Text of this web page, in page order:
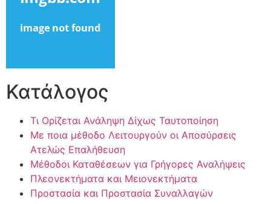
Κατάλογος
Τι Ορίζεται Ανάληψη Δίχως Ταυτοποίηση
Με ποια μέθοδο Λειτουργούν οι Αποσύρσεις
Ατελώς Επαλήθευση
Μέθοδοι Καταθέσεων για Γρήγορες Αναλήψεις
Πλεονεκτήματα και Μειονεκτήματα
Προστασία και Προστασία Συναλλαγών